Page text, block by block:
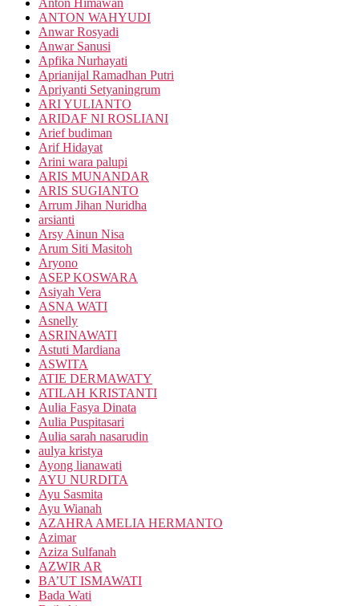
Anton Himawan
ANTON WAHYUDI
Anwar Rosyadi
Anwar Sanusi
Apfika Nurhayati
Aprianijal Ramadhan Putri
Apriyanti Setyaningrum
ARI YULIANTO
ARIDAF NI ROSLIANI
Arief budiman
Arif Hidayat
Arini wara palupi
ARIS MUNANDAR
ARIS SUGIANTO
Arrum Jihan Nuridha
arsianti
Arsy Ainun Nisa
Arum Siti Masitoh
Aryono
ASEP KOSWARA
Asiyah Vera
ASNA WATI
Asnelly
ASRINAWATI
Astuti Mardiana
ASWITA
ATIE DERMAWATY
ATILAH KRISTANTI
Aulia Fasya Dinata
Aulia Puspitasari
Aulia sarah nasarudin
aulya kristya
Ayong lianawati
AYU NURDITA
Ayu Sasmita
Ayu Wianah
AZAHRA AMELIA HERMANTO
Azimar
Aziza Sulfanah
AZWIR AR
BA’UT ISMAWATI
Bada Wati